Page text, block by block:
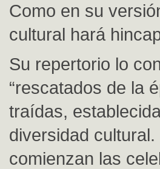
Como en su
cultural hará
Su repertorio lo
“rescatados de la
traídas,
diversidad
comienzan las